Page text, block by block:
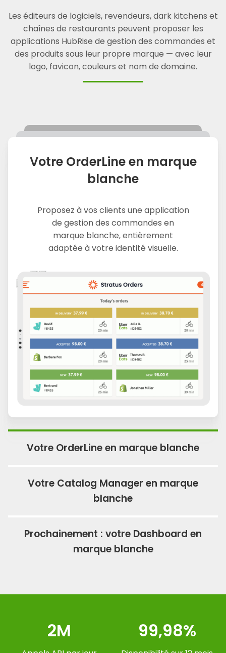
Les éditeurs de logiciels, revendeurs, dark kitchens et
chaînes de restaurants peuvent proposer les
applications HubRise de gestion des commandes et
des produits sous leur propre marque — avec leur
logo, favicon, couleurs et nom de domaine.
Votre OrderLine en marque blanche
Votre Catalog Manager en marque
blanche
Prochainement : votre Dashboard en
marque blanche
Votre OrderLine en marque
blanche
Proposez à vos clients une application
de gestion des commandes en
marque blanche, entièrement
adaptée à votre identité visuelle.
2M 99,98%